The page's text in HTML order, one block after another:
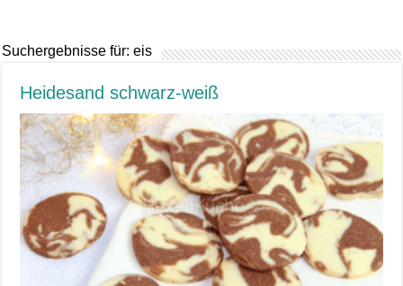
Suchergebnisse für:eis
Heidesand schwarz-weiß